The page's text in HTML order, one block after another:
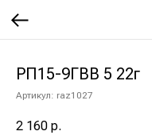
РП15-9ГВВ 5 22г
Артикул: raz1027
2 160 р.